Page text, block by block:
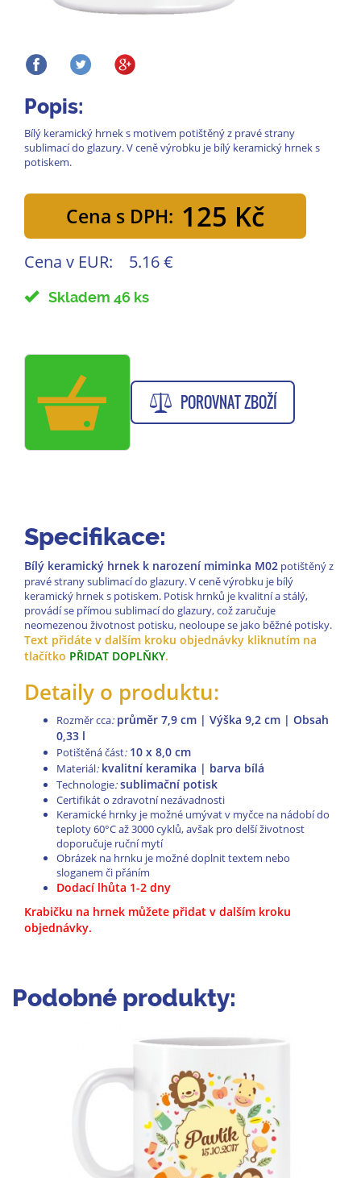
Popis:
Bílý keramický hrnek s motivem potištěný z pravé strany
sublimací do glazury. V ceně výrobku je bílý keramický hrnek s
potiskem.
Cena s DPH: 125 Kč
Cena v EUR: 5.16 €
Skladem 46 ks
POROVNAT ZBOŽÍ
Specifikace:
Bílý keramický hrnek k narození miminka M02 potištěný z
pravé strany sublimací do glazury. V ceně výrobku je bílý
keramický hrnek s potiskem. Potisk hrnků je kvalitní a stálý,
provádí se přímou sublimací do glazury, což zaručuje
neomezenou životnost potisku, neoloupe se jako běžné potisky.
Text přidáte v dalším kroku objednávky kliknutím na
tlačítko PŘIDAT DOPLŇKY.
Detaily o produktu:
Rozměr cca:průměr 7,9 cm | Výška 9,2 cm | Obsah
0,33 l
Potištěná část:10 x 8,0 cm
Materiál:kvalitní keramika | barva bílá
Technologie:sublimační potisk
Certifikát o zdravotní nezávadnosti
Keramické hrnky je možné umývat v myčce na nádobí do
teploty 60°C až 3000 cyklů, avšak pro delší životnost
doporučuje ruční mytí
Obrázek na hrnku je možné doplnit textem nebo
sloganem či přáním
Dodací lhůta 1-2 dny
Krabičku na hrnek můžete přidat v dalším kroku
objednávky.
Podobné produkty: